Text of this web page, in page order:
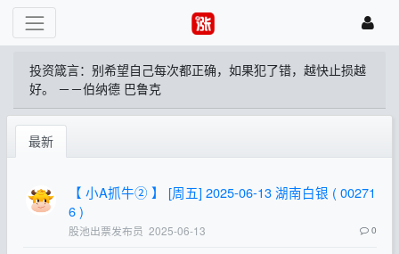
投资箴言：别希望自己每次都正确，如果犯了错，越快止损越
好。 －－伯纳德 巴鲁克
最新
【 小A抓牛② 】 [周五] 2025-06-13 湖南白银 ( 00271
6 )
股池出票发布员 2025-06-13 0